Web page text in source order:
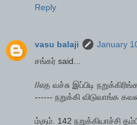
Reply
vasu balaji
January
சங்கர் said...
//எத வச்சு இப்பிடி
------ நறுக்கி விடுவாங்க
ம்கும். 142 நறுக்கியாச்சி